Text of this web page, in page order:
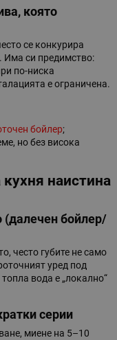
която
се конкурира
Има си предимство:
по-ниска
е ограничена.
бойлер;
но без висока
наистина
(далечен бойлер/
често губите не само
уред под
вода е „локално“
серии
миене на 5–10